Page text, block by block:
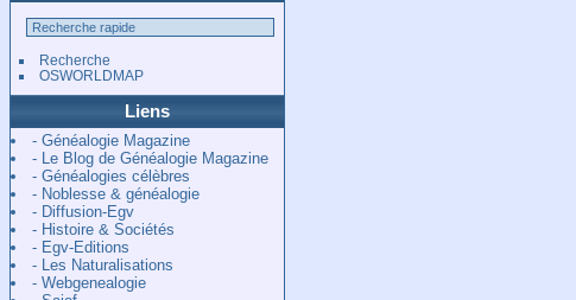
Recherche
OSWORLDMAP
Liens
- Généalogie Magazine
- Le Blog de Généalogie Magazine
- Généalogies célèbres
- Noblesse & généalogie
- Diffusion-Egv
- Histoire & Sociétés
- Egv-Editions
- Les Naturalisations
- Webgenealogie